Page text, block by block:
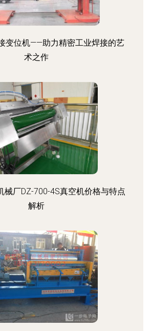
变位机——助力精密工业焊接的艺
术之作
械厂DZ-700-4S真空机价格与特点
解析